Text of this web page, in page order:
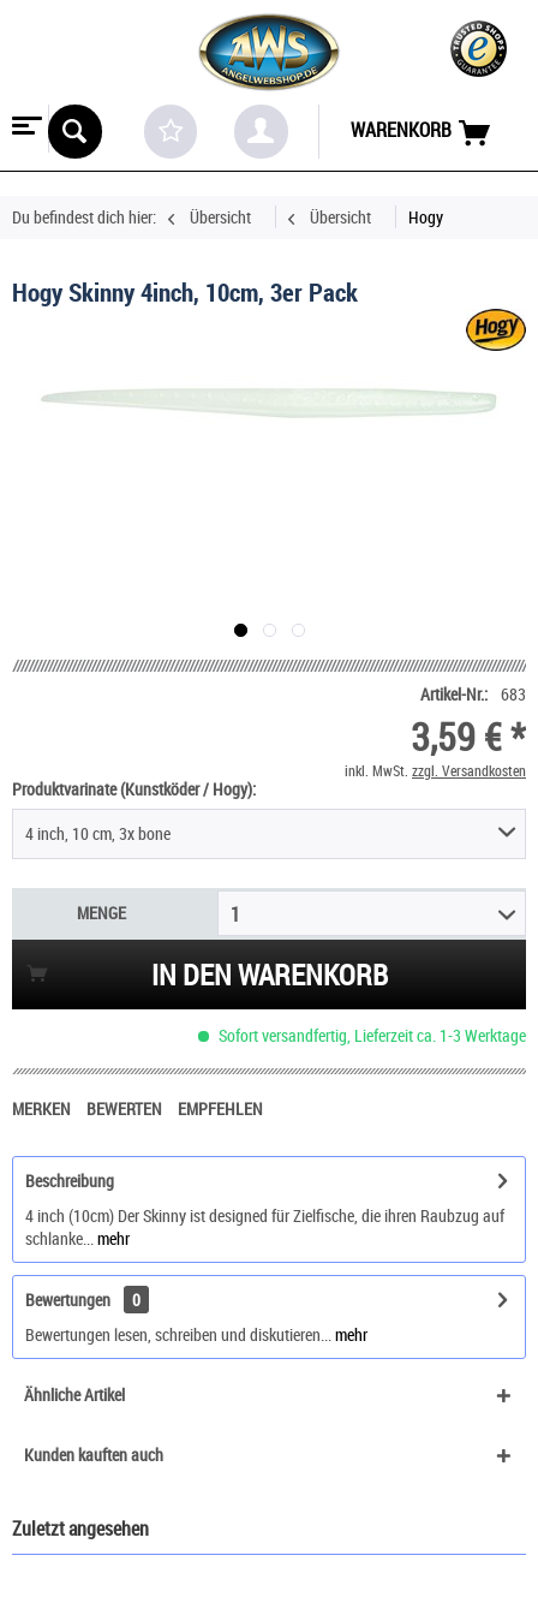
WARENKORB
Du befindest dich hier: Übersicht Übersicht Hogy
Hogy Skinny 4inch, 10cm, 3er Pack
Artikel-Nr.: 683
3,59 € *
inkl. MwSt. zzgl. Versandkosten
Produktvarinate (Kunstköder / Hogy):
4 inch, 10 cm, 3x bone
MENGE 1
IN DEN WARENKORB
Sofort versandfertig, Lieferzeit ca. 1-3 Werktage
MERKEN BEWERTEN EMPFEHLEN
Beschreibung
4 inch (10cm) Der Skinny ist designed für Zielfische, die ihren Raubzug auf
schlanke...mehr
Bewertungen
0
Bewertungen lesen, schreiben und diskutieren...mehr
Ähnliche Artikel
Kunden kauften auch
Zuletzt angesehen